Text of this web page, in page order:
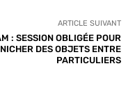
ARTICLE SUIVANT
: SESSION OBLIGÉE POUR
DES OBJETS ENTRE
PARTICULIERS